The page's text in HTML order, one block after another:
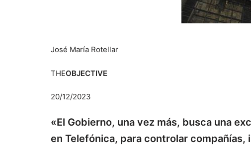
José María Rotellar
THEOBJECTIVE
20/12/2023
«El Gobierno, una vez más, busca una
en Telefónica, para controlar